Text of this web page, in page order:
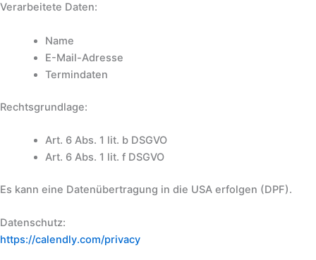
Verarbeitete Daten:
Name
E-Mail-Adresse
Termindaten
Rechtsgrundlage:
Art. 6 Abs. 1 lit. b DSGVO
Art. 6 Abs. 1 lit. f DSGVO
Es kann eine Datenübertragung in die USA erfolgen (DPF).
Datenschutz:
https://calendly.com/privacy